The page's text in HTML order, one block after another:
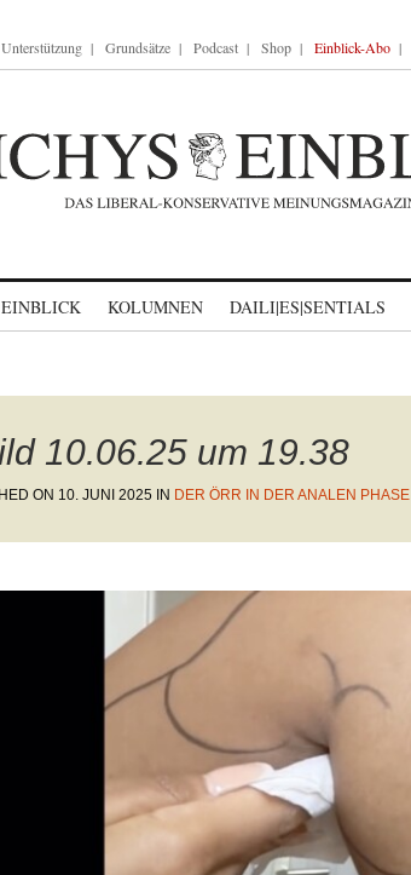
Unterstützung Grundsätze Podcast Shop Einblick-Abo
KOLUMNEN DAILI|ES|SENTIALS
10.06.25 um 19.38
ON 10. JUNI 2025 IN DER ÖRR IN DER ANALEN PHASE